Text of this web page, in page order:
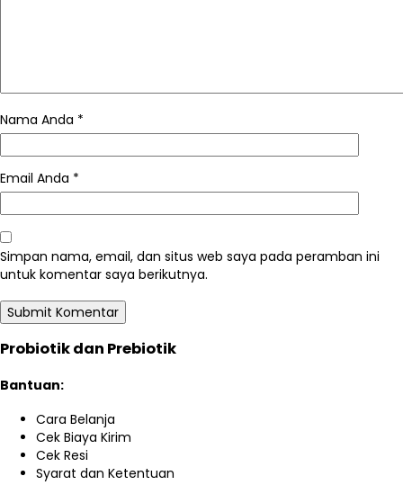
Nama Anda *
Email Anda *
Simpan nama, email, dan situs web saya pada peramban ini
untuk komentar saya berikutnya.
Probiotik dan Prebiotik
Bantuan:
Cara Belanja
Cek Biaya Kirim
Cek Resi
Syarat dan Ketentuan